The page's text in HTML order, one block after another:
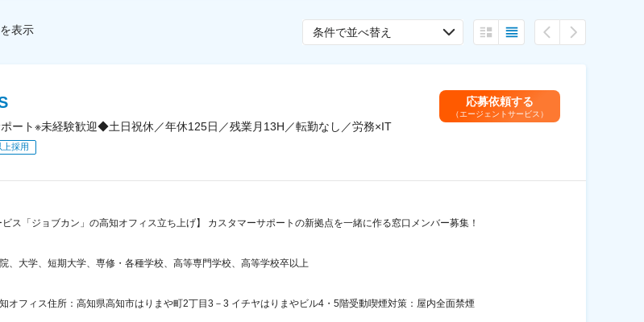
を表示 条件で並べ替え
ポート※未経験歓迎◆土日祝休／年休125日／残業月13H／転勤なし／労務×IT
上採用
応募依頼する
（エージェントサービス）
ビス「ジョブカン」の高知オフィス立ち上げ】 カスタマーサポートの新拠点を一緒に作る窓口メンバー募集！
、大学、短期大学、専修・各種学校、高等専門学校、高等学校卒以上
オフィス住所：高知県高知市はりまや町2丁目3－3 イチヤはりまやビル4・5階受動喫煙対策：屋内全面禁煙